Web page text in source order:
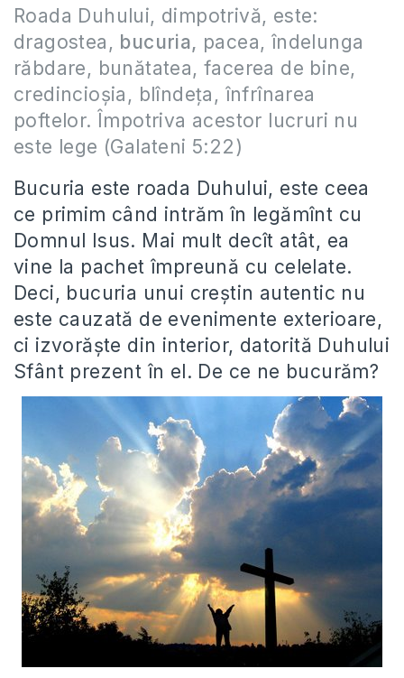
Roada Duhului, dimpotrivă, este:
dragostea, bucuria, pacea, îndelunga
răbdare, bunătatea, facerea de bine,
credincioşia, blîndeţa, înfrînarea
poftelor. Împotriva acestor lucruri nu
este lege (Galateni 5:22)
Bucuria este roada Duhului, este ceea
ce primim când intrăm în legămînt cu
Domnul Isus. Mai mult decît atât, ea
vine la pachet împreună cu celelate.
Deci, bucuria unui creștin autentic nu
este cauzată de evenimente exterioare,
ci izvorăște din interior, datorită Duhului
Sfânt prezent în el. De ce ne bucurăm?